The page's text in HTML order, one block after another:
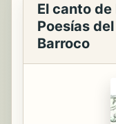
El canto
Poesías
Barroco